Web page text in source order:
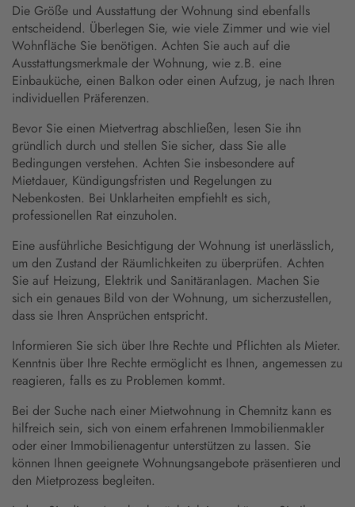
Die Größe und Ausstattung der Wohnung sind ebenfalls
entscheidend. Überlegen Sie, wie viele Zimmer und wie viel
Wohnfläche Sie benötigen. Achten Sie auch auf die
Ausstattungsmerkmale der Wohnung, wie z.B. eine
Einbauküche, einen Balkon oder einen Aufzug, je nach Ihren
individuellen Präferenzen.
Bevor Sie einen Mietvertrag abschließen, lesen Sie ihn
gründlich durch und stellen Sie sicher, dass Sie alle
Bedingungen verstehen. Achten Sie insbesondere auf
Mietdauer, Kündigungsfristen und Regelungen zu
Nebenkosten. Bei Unklarheiten empfiehlt es sich,
professionellen Rat einzuholen.
Eine ausführliche Besichtigung der Wohnung ist unerlässlich,
um den Zustand der Räumlichkeiten zu überprüfen. Achten
Sie auf Heizung, Elektrik und Sanitäranlagen. Machen Sie
sich ein genaues Bild von der Wohnung, um sicherzustellen,
dass sie Ihren Ansprüchen entspricht.
Informieren Sie sich über Ihre Rechte und Pflichten als Mieter.
Kenntnis über Ihre Rechte ermöglicht es Ihnen, angemessen zu
reagieren, falls es zu Problemen kommt.
Bei der Suche nach einer Mietwohnung in Chemnitz kann es
hilfreich sein, sich von einem erfahrenen Immobilienmakler
oder einer Immobilienagentur unterstützen zu lassen. Sie
können Ihnen geeignete Wohnungsangebote präsentieren und
den Mietprozess begleiten.